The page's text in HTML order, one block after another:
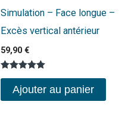
Simulation – Face longue –
Excès vertical antérieur
59,90 €
Note
5.00
sur 5
Ajouter au panier